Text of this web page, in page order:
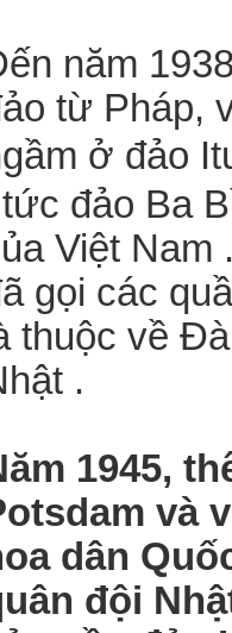
năm
từ Pháp,
ở đảo
đảo Ba
Việt Nam
gọi các
thuộc về
.
1945,
và
dân
đội